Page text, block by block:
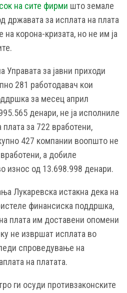
на сите фирми што земале
државата за исплата на плата
на корона-кризата, но не им ја
Управата за јавни приходи
281 работодавач кои
за месец април
денари, не ја исполниле
плата за 722 вработени,
427 компании воопшто не
а добиле
износ од 13.698.998 денари.
Лукаревска истакна дека на
финансиска поддршка,
плата им доставени опомени
не извршат исплата во
спроведување на
на платата.
ги осуди противзаконските